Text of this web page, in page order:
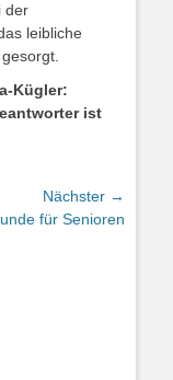
der
leibliche
Kügler:
ist
Nächster →
für Senioren